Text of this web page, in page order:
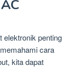
elektronik penting
cara
kita dapat